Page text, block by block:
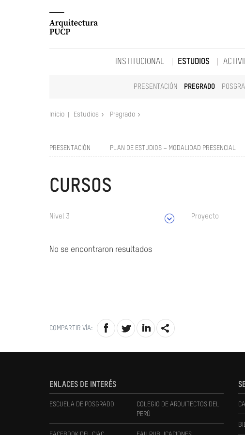
INSTITUCIONAL ESTUDIOS
PRESENTACIÓN PREGRADO
Inicio Estudios Pregrado
PRESENTACIÓN PLAN DE ESTUDIOS – MODALIDAD PRESENCIAL
CURSOS
Nivel 3 Proyecto
No se encontraron resultados
COMPARTIR VÍA:
ENLACES DE INTERÉS
ESCUELA DE POSGRADO
COLEGIO DE ARQUITECTOS DEL
PERÚ